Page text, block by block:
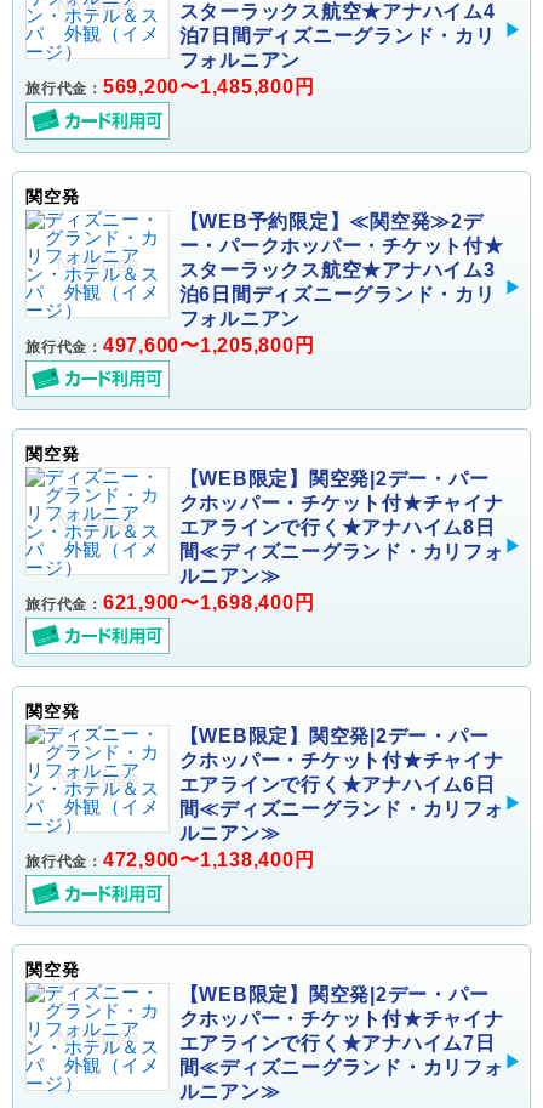
スターラックス航空★アナハイム4
泊7日間ディズニーグランド・カリ
フォルニアン
旅行代金： 569,200〜1,485,800円
関空発
【WEB予約限定】≪関空発≫2デ
ー・パークホッパー・チケット付★
スターラックス航空★アナハイム3
泊6日間ディズニーグランド・カリ
フォルニアン
旅行代金： 497,600〜1,205,800円
関空発
【WEB限定】関空発|2デー・パー
クホッパー・チケット付★チャイナ
エアラインで行く★アナハイム8日
間≪ディズニーグランド・カリフォ
ルニアン≫
旅行代金： 621,900〜1,698,400円
関空発
【WEB限定】関空発|2デー・パー
クホッパー・チケット付★チャイナ
エアラインで行く★アナハイム6日
間≪ディズニーグランド・カリフォ
ルニアン≫
旅行代金： 472,900〜1,138,400円
関空発
【WEB限定】関空発|2デー・パー
クホッパー・チケット付★チャイナ
エアラインで行く★アナハイム7日
間≪ディズニーグランド・カリフォ
ルニアン≫